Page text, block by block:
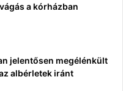
a kórházban
jelentősen megélénkült
albérletek iránt